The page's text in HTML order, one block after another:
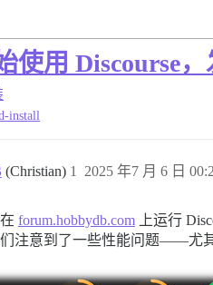
使用 Discourse
install
(Christian) 2025 年7 月 6 日
1
forum.hobbydb.com 上运行
注意到了一些性能问题——尤其